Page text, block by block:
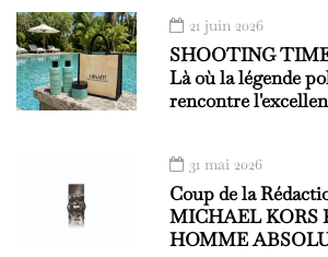
21 juin 2026
SHOOTING
Là où la légende
rencontre
31 mai 2026
Coup de la
MICHAEL KORS
HOMME
ADDRESS BOOK AMILCAR MAGAZINE
AMILCAR GOURMET MAGAZINE